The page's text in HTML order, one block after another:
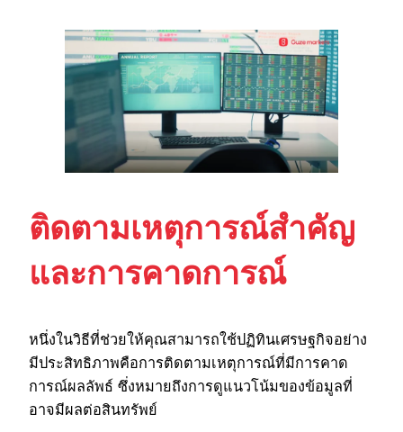
ติดตามเหตุการณ์สำคัญ
และการคาดการณ์
หนึ่งในวิธีที่ช่วยให้คุณสามารถใช้ปฏิทินเศรษฐกิจอย่าง
มีประสิทธิภาพคือการติดตามเหตุการณ์ที่มีการคาด
การณ์ผลลัพธ์ ซึ่งหมายถึงการดูแนวโน้มของข้อมูลที่
อาจมีผลต่อสินทรัพย์